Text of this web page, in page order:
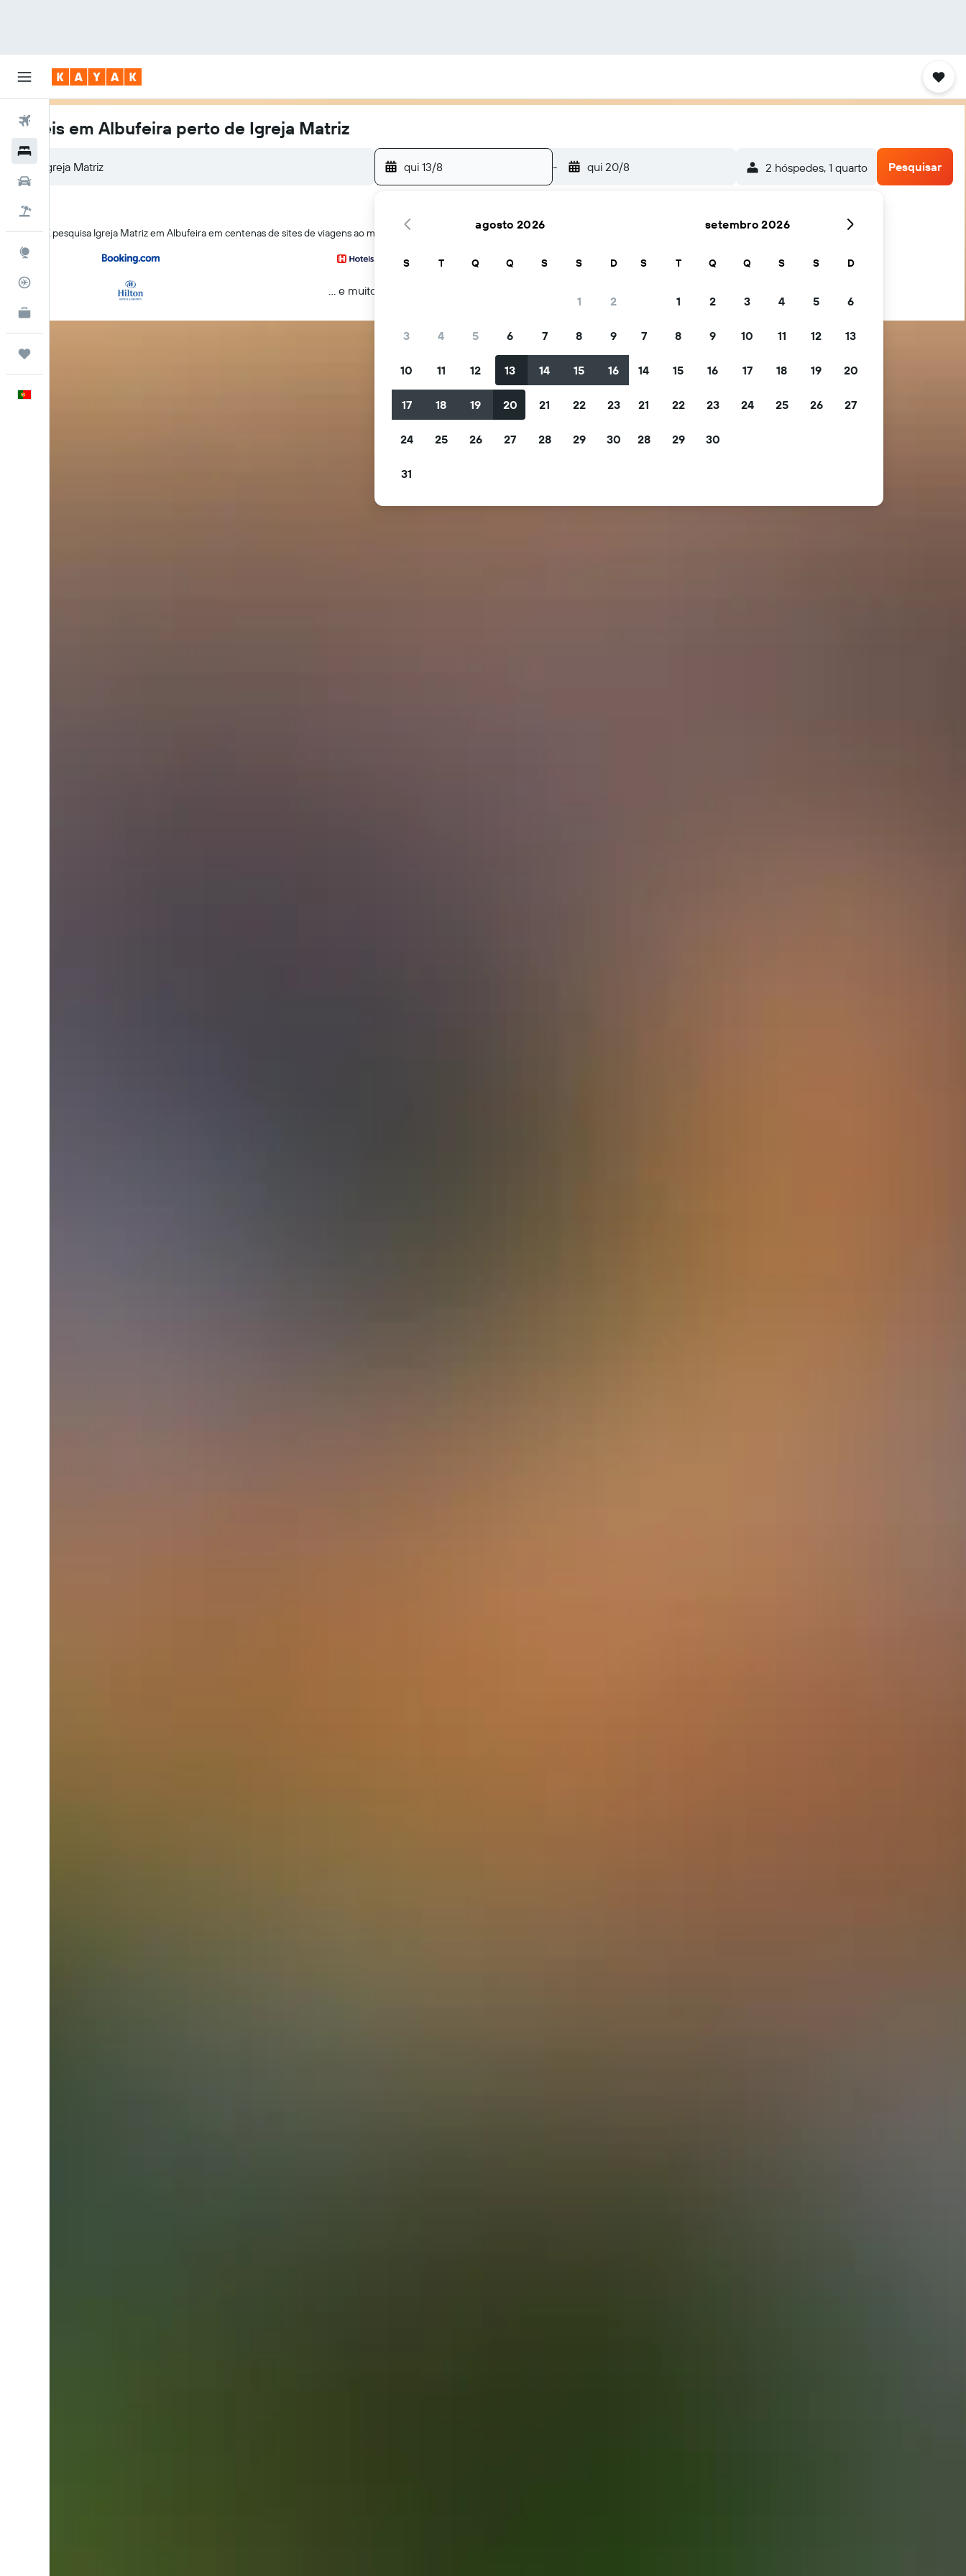
Voos
Monitorizador de voos
Hotéis em Albufeira perto de Igreja Matriz
qui 13/8 - qui 20/8 2 hóspedes, 1 quarto Pesquisar
A KAYAK pesquisa Igreja Matriz em Albufeira em centenas de sites de viagens ao mesmo tempo
... e muito mais
agosto 2026
S T Q Q S S D
1 2
3 4 5 6 7 8 9
10 11 12 13 14 15 16
17 18 19 20 21 22 23
24 25 26 27 28 29 30
31
setembro 2026
S T Q Q S S D
1 2 3 4 5 6
7 8 9 10 11 12 13
14 15 16 17 18 19 20
21 22 23 24 25 26 27
28 29 30